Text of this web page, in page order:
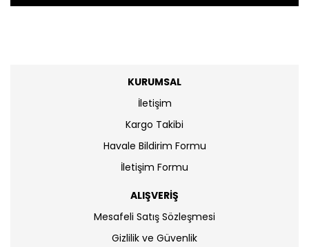
KURUMSAL
İletişim
Kargo Takibi
Havale Bildirim Formu
İletişim Formu
ALIŞVERİŞ
Mesafeli Satış Sözleşmesi
Gizlilik ve Güvenlik